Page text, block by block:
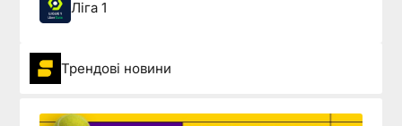
Ліга 1
Трендові новини